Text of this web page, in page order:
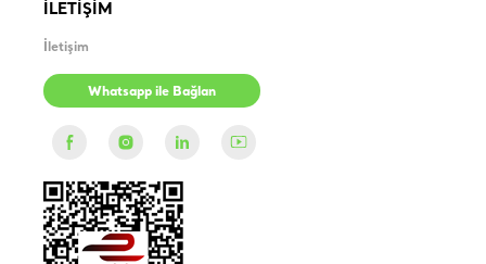
İLETİŞİM
İletişim
Whatsapp ile Bağlan